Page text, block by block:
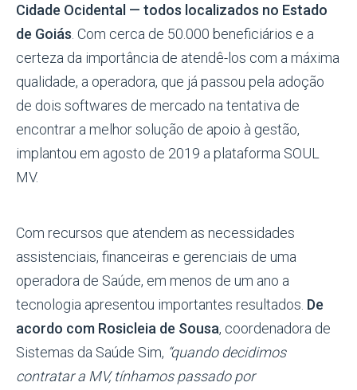
Cidade Ocidental — todos localizados no Estado
de Goiás . Com cerca de 50.000 beneficiários e a
certeza da importância de atendê-los com a máxima
qualidade, a operadora, que já passou pela adoção
de dois softwares de mercado na tentativa de
encontrar a melhor solução de apoio à gestão,
implantou em agosto de 2019 a plataforma SOUL
MV.
Com recursos que atendem as necessidades
assistenciais, financeiras e gerenciais de uma
operadora de Saúde, em menos de um ano a
tecnologia apresentou importantes resultados. De
acordo com Rosicleia de Sousa, coordenadora de
Sistemas da Saúde Sim, “quando decidimos
contratar a MV, tínhamos passado por